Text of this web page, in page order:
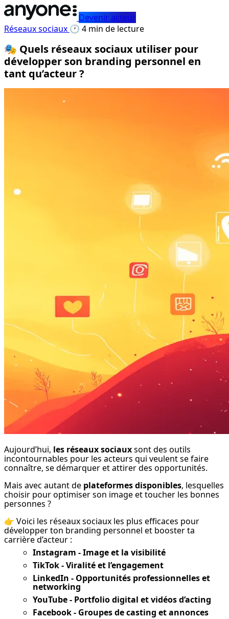
Devenir acteur
Réseaux sociaux 🕐 4 min de lecture
🎭 Quels réseaux sociaux utiliser pour
développer son branding personnel en
tant qu’acteur ?
Aujourd’hui, les réseaux sociaux sont des outils
incontournables pour les acteurs qui veulent se faire
connaître, se démarquer et attirer des opportunités.
Mais avec autant de plateformes disponibles, lesquelles
choisir pour optimiser son image et toucher les bonnes
personnes ?
👉 Voici les réseaux sociaux les plus efficaces pour
développer ton branding personnel et booster ta
carrière d’acteur :
Instagram - Image et la visibilité
TikTok - Viralité et l’engagement
LinkedIn - Opportunités professionnelles et
networking
YouTube - Portfolio digital et vidéos d’acting
Facebook - Groupes de casting et annonces